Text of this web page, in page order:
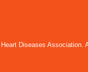
Diseases Association.